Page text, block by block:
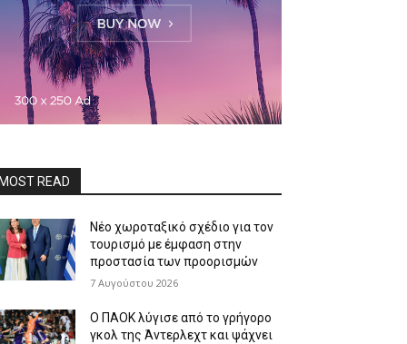
READ
Νέο χωροταξικό σχέδιο για τον
τουρισμό με έμφαση στην
προστασία των προορισμών
7 Αυγούστου 2026
Ο ΠΑΟΚ λύγισε από το γρήγορο
γκολ της Άντερλεχτ και ψάχνει